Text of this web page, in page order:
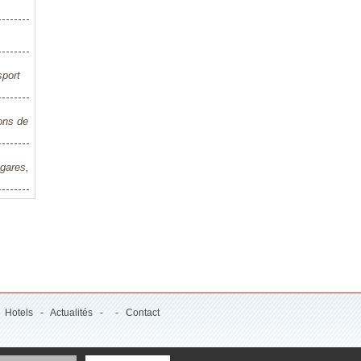
de
Hotels- Actualités- - Contact